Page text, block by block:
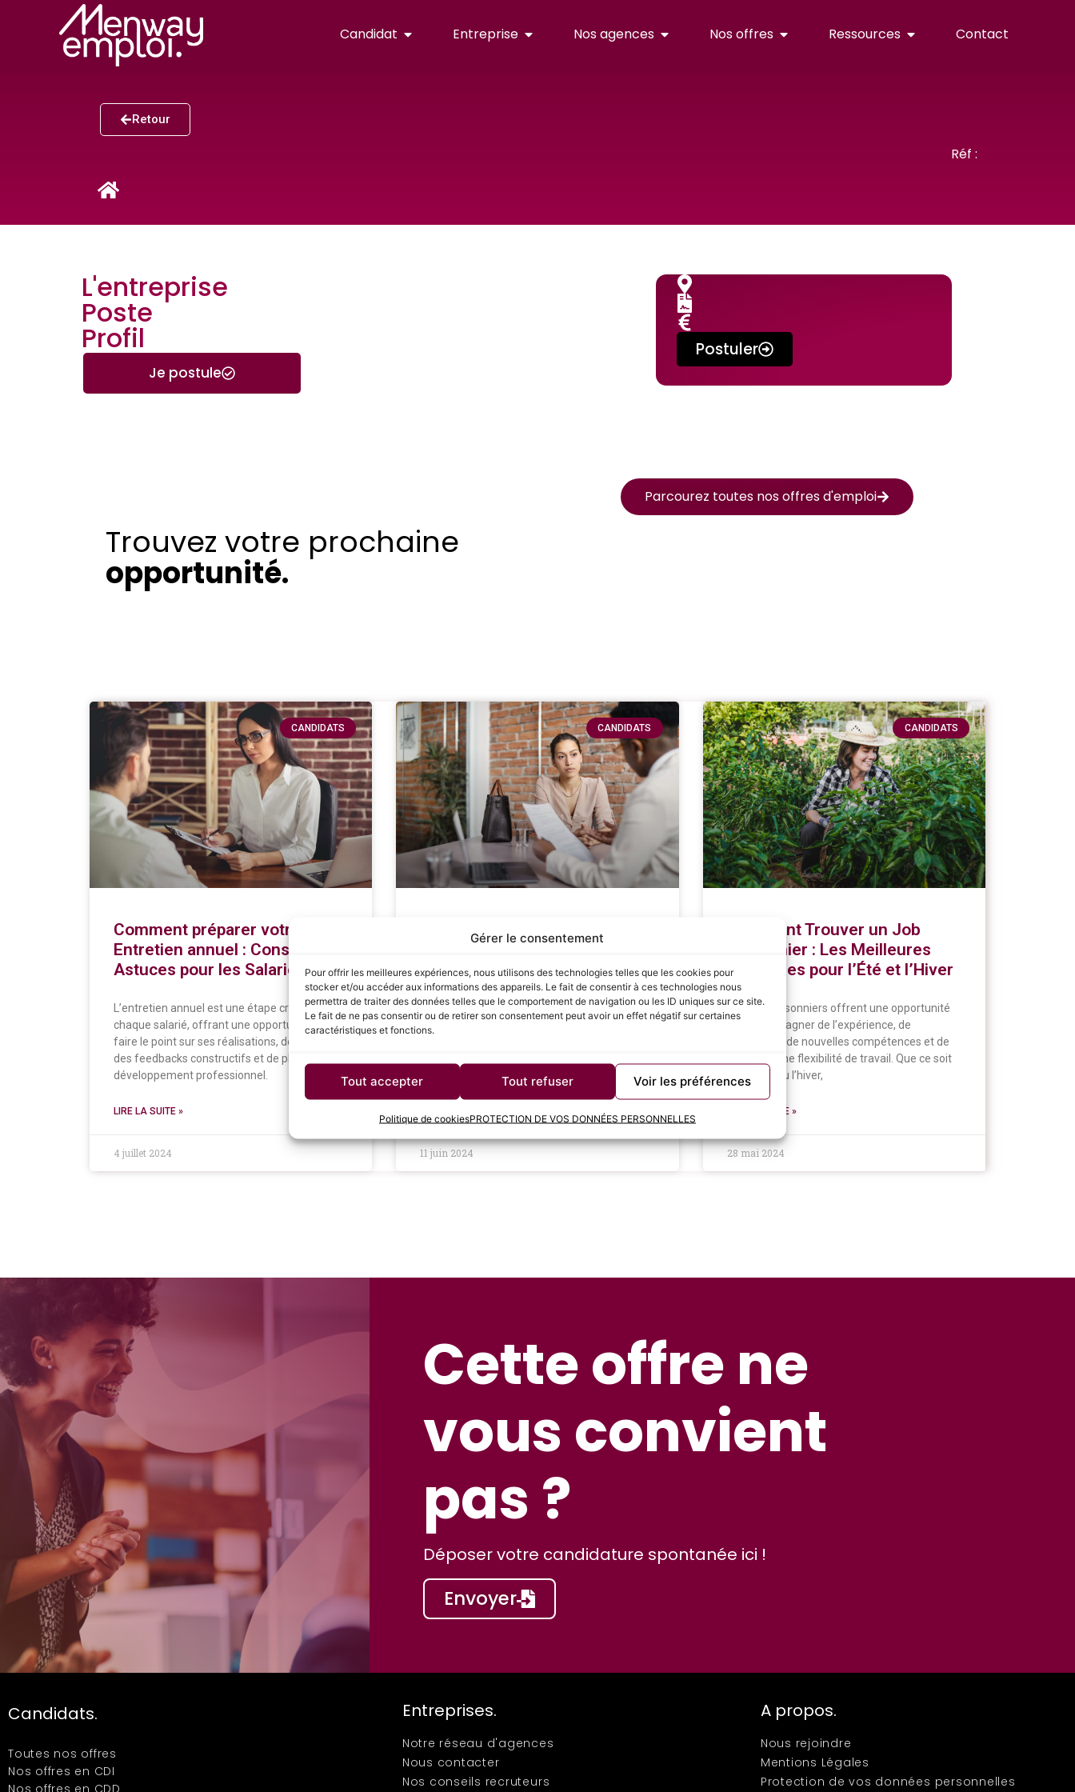
Gérer le consentement
Pour offrir les meilleures expériences, nous utilisons des technologies telles que les cookies pour
stocker et/ou accéder aux informations des appareils. Le fait de consentir à ces technologies nous
permettra de traiter des données telles que le comportement de navigation ou les ID uniques sur ce site.
Le fait de ne pas consentir ou de retirer son consentement peut avoir un effet négatif sur certaines
caractéristiques et fonctions.
Tout accepter Tout refuser Voir les préférences
Politique de cookiesPROTECTION DE VOS DONNÉES PERSONNELLES
Candidat Entreprise Nos agences Nos offres Ressources Contact
Retour
Réf :
L'entreprise
Poste
Profil
Je postule
Postuler
CANDIDATS
Comment préparer votre
Entretien annuel : Conseils et
Astuces pour les Salariés
L’entretien annuel est une étape cruciale pour
chaque salarié, offrant une opportunité de
faire le point sur ses réalisations, de recevoir
des feedbacks constructifs et de planifier son
développement professionnel.
LIRE LA SUITE »
4 juillet 2024
CANDIDATS
Les étapes clés pour réussir
sa négociation salariale : Guide
complet pour les candidats
La négociation salariale est une étape cruciale
dans le processus de recrutement, souvent
rémunération juste peut avoir un
11 juin 2024
CANDIDATS
Comment Trouver un Job
Saisonnier : Les Meilleures
Stratégies pour l’Été et l’Hiver
Les jobs saisonniers offrent une opportunité
unique de gagner de l’expérience, de
développer de nouvelles compétences et de
profiter d’une flexibilité de travail. Que ce soit
pour l’été ou l’hiver,
LIRE LA SUITE »
28 mai 2024
Trouvez votre prochaine
opportunité.
Parcourez toutes nos offres d'emploi
Cette offre ne
vous convient
pas ?
Déposer votre candidature spontanée ici !
Envoyer
Candidats.
Toutes nos offres
Nos offres en CDI
Entreprises.
Notre réseau d'agences
Nous contacter
Nos conseils recruteurs
A propos.
Nous rejoindre
Mentions Légales
Protection de vos données personnelles